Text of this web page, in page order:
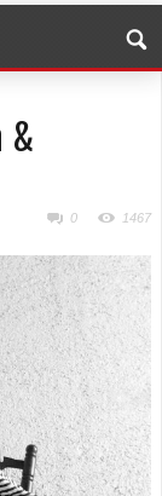
&
0 1467